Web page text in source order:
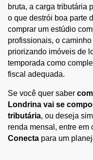
bruta, a carga tributária
o que destrói boa parte
comprar um estúdio
profissionais, o caminho
priorizando imóveis de
temporada como
fiscal adequada.
Se você quer saber
Londrina vai se
tributária, ou deseja
renda mensal, entre em
Conecta para um